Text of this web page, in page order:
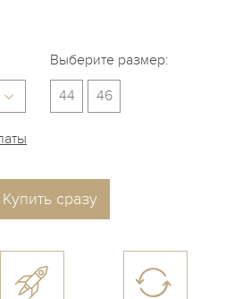
Выберите размер:
44
46
Купить сразу